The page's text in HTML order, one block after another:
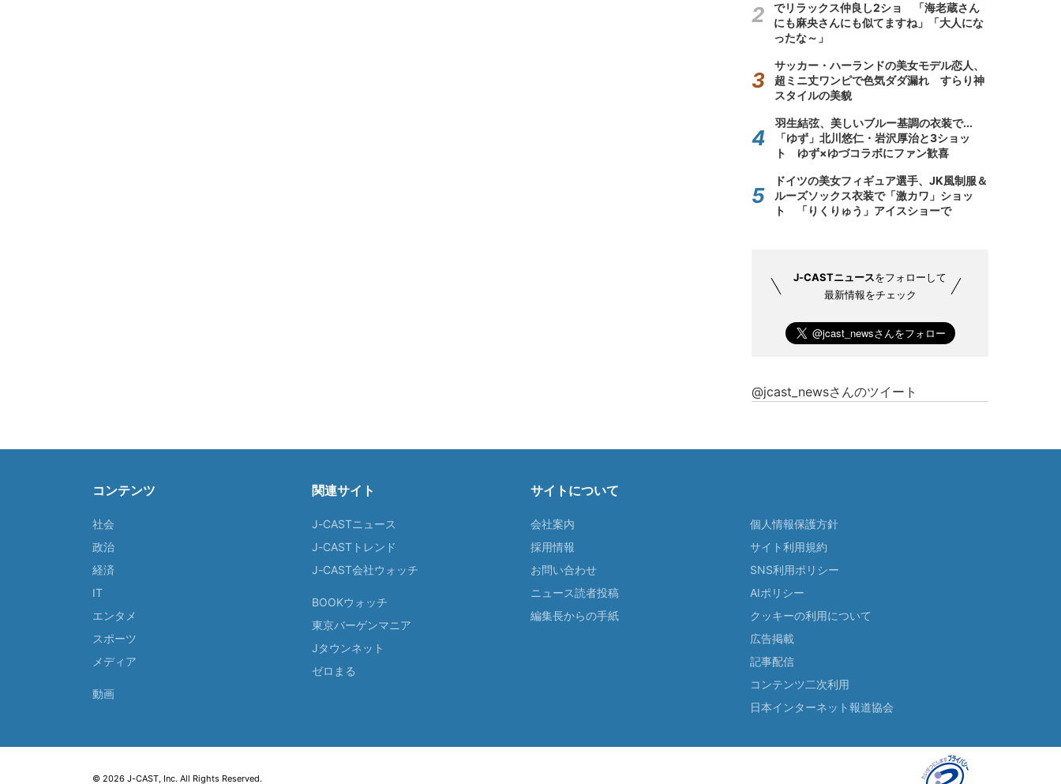
でリラックス仲良し2ショ 「海老蔵さん
にも麻央さんにも似てますね」「大人にな
ったな～」
サッカー・ハーランドの美女モデル恋人、
超ミニ丈ワンピで色気ダダ漏れ すらり神
スタイルの美貌
羽生結弦、美しいブルー基調の衣装で...
「ゆず」北川悠仁・岩沢厚治と3ショッ
ト ゆず×ゆづコラボにファン歓喜
ドイツの美女フィギュア選手、JK風制服＆
ルーズソックス衣装で「激カワ」ショッ
ト 「りくりゅう」アイスショーで
J-CASTニュースをフォローして
最新情報をチェック
@jcast_newsさんのツイート
コンテンツ
社会
政治
経済
IT
エンタメ
スポーツ
メディア
動画
関連サイト
J-CASTニュース
J-CASTトレンド
J-CAST会社ウォッチ
BOOKウォッチ
東京バーゲンマニア
Jタウンネット
ゼロまる
サイトについて
会社案内
採用情報
お問い合わせ
ニュース読者投稿
編集長からの手紙
個人情報保護方針
サイト利用規約
SNS利用ポリシー
AIポリシー
クッキーの利用について
広告掲載
記事配信
コンテンツ二次利用
日本インターネット報道協会
© 2026 J-CAST, Inc. All Rights Reserved.